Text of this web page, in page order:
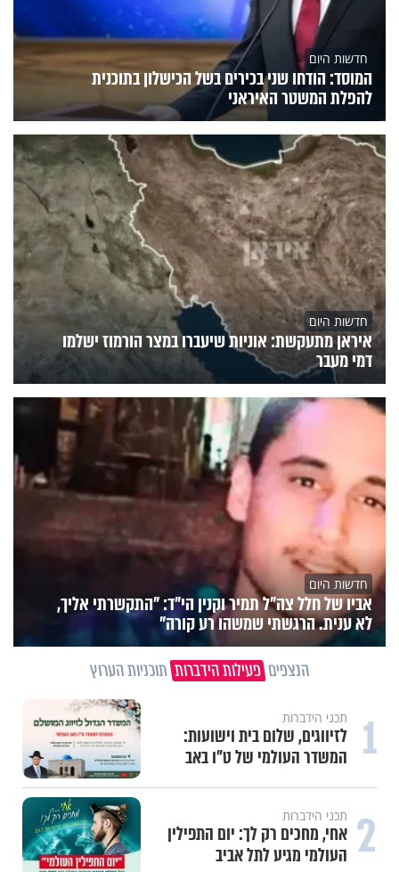
חדשות היום
המוסד: הודחו שני בכירים בשל הכישלון בתוכנית
להפלת המשטר האיראני
חדשות היום
איראן מתעקשת: אוניות שיעברו במצר הורמוז ישלמו
דמי מעבר
חדשות היום
אביו של חלל צה"ל תמיר וקנין הי"ד: "התקשרתי אליך,
לא ענית. הרגשתי שמשהו רע קורה"
הנצפים פעילות הידברות תוכניות הערוץ
1 תכני הידברות
לזיווגים, שלום בית וישועות:
המשדר העולמי של ט"ו באב
2 תכני הידברות
אחי, מחכים רק לך: יום התפילין
העולמי מגיע לתל אביב